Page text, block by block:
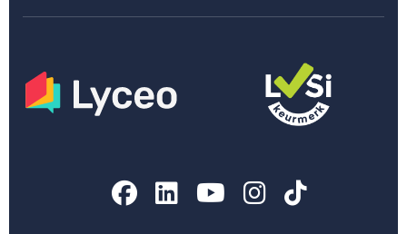
Facebook
LinkedIn
YouTube
Instagram
TikTok